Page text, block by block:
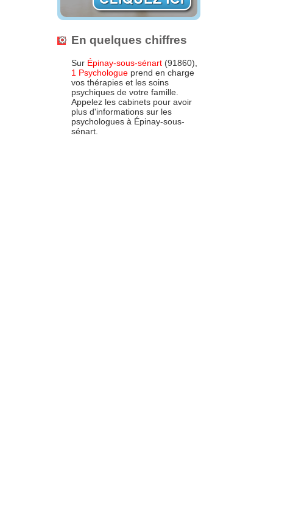
En quelques chiffres
Sur Épinay-sous-sénart (91860),
1 Psychologue prend en charge
vos thérapies et les soins
psychiques de votre famille.
Appelez les cabinets pour avoir
plus d'informations sur les
psychologues à Épinay-sous-
sénart.